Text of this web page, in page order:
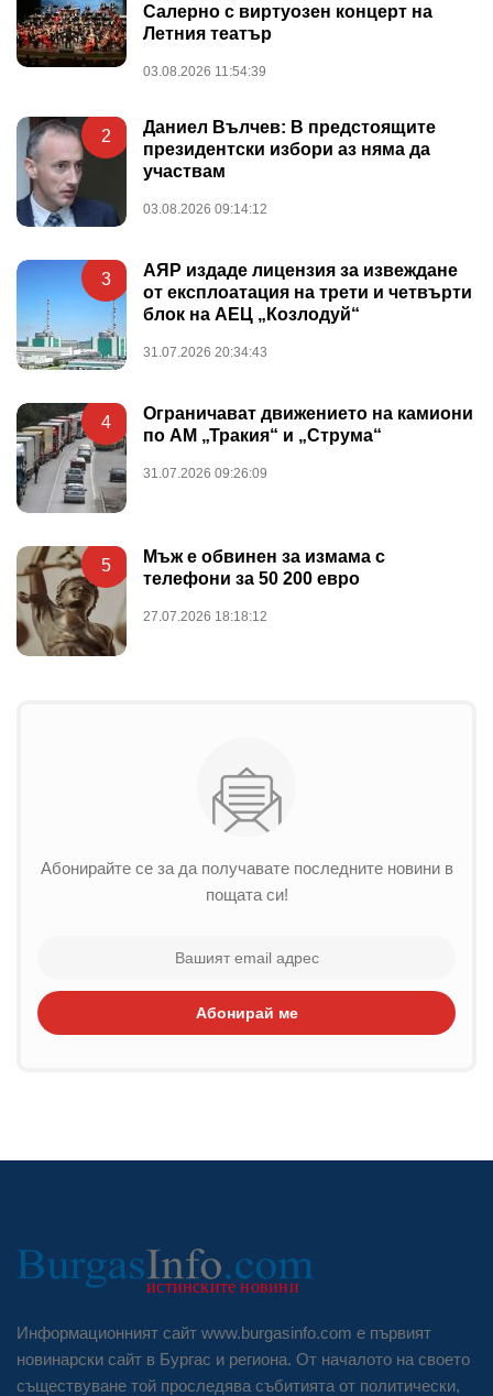
Салерно с виртуозен концерт на
Летния театър
03.08.2026 11:54:39
2
Даниел Вълчев: В предстоящите
президентски избори аз няма да
участвам
03.08.2026 09:14:12
3
АЯР издаде лицензия за извеждане
от експлоатация на трети и четвърти
блок на АЕЦ „Козлодуй“
31.07.2026 20:34:43
4
Ограничават движението на камиони
по АМ „Тракия“ и „Струма“
31.07.2026 09:26:09
5
Мъж е обвинен за измама с
телефони за 50 200 евро
27.07.2026 18:18:12
Абонирайте се за да получавате последните новини в
пощата си!
Абонирай ме
Информационният сайт www.burgasinfo.com е първият
новинарски сайт в Бургас и региона. От началото на своето
съществуване той проследява събитията от политически,